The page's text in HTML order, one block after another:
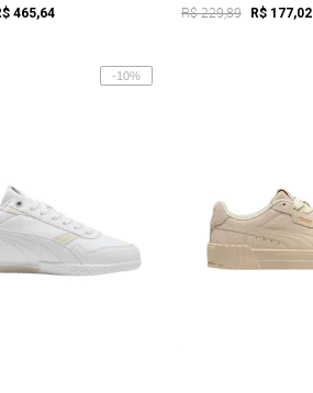
465,64 R$ 229,89 R$ 177,02
-10%